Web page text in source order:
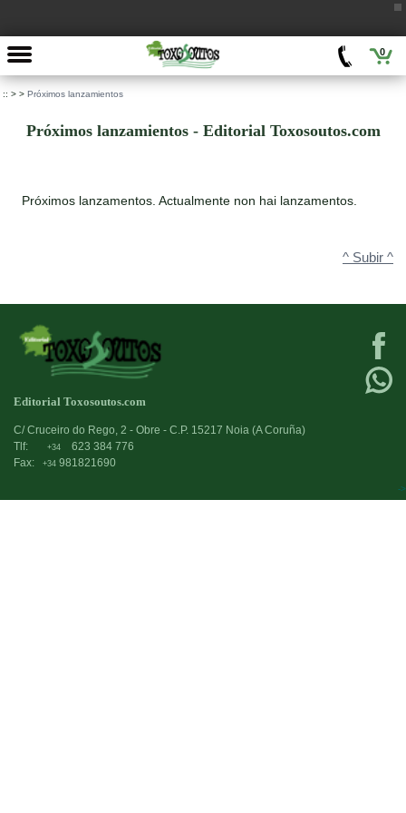
0
:: > > Próximos lanzamientos
Próximos lanzamientos - Editorial Toxosoutos.com
Próximos lanzamentos. Actualmente non hai lanzamentos.
^ Subir ^
Editorial Toxosoutos.com
C/ Cruceiro do Rego, 2 - Obre - C.P. 15217 Noia (A Coruña)
Tlf:
+34
623 384 776
Fax:
+34 981821690
->